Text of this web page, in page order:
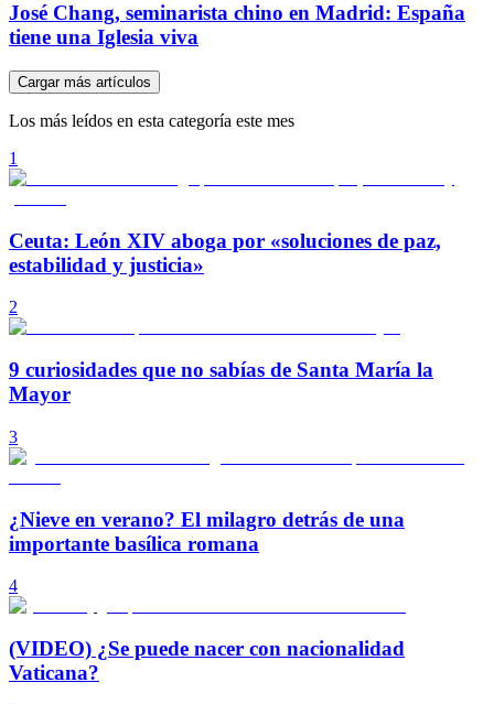
José Chang, seminarista chino en Madrid: España
tiene una Iglesia viva
Cargar más artículos
Los más leídos en esta categoría este mes
1
Ceuta: León XIV aboga por «soluciones de paz,
estabilidad y justicia»
2
9 curiosidades que no sabías de Santa María la
Mayor
3
¿Nieve en verano? El milagro detrás de una
importante basílica romana
4
(VIDEO) ¿Se puede nacer con nacionalidad
Vaticana?